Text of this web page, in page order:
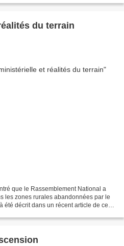
du terrain
que le Rassemblement National a
les zones rurales abandonnées par le
été décrit dans un récent article de ce